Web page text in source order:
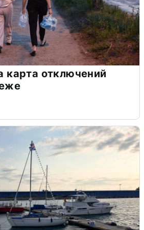
карта отключений